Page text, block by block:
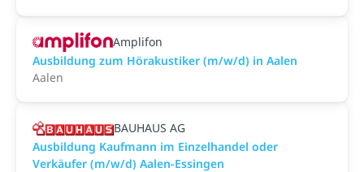
Amplifon
Ausbildung zum Hörakustiker (m/w/d) in Aalen
Aalen
BAUHAUS AG
Ausbildung Kaufmann im Einzelhandel oder
Verkäufer (m/w/d) Aalen-Essingen